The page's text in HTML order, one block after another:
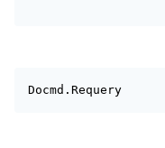
Docmd.Requery